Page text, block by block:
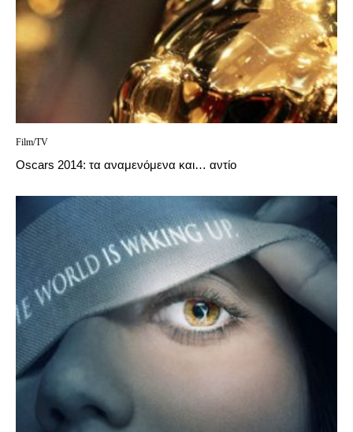
Film/TV
Oscars 2014: τα αναμενόμενα και… αντίο